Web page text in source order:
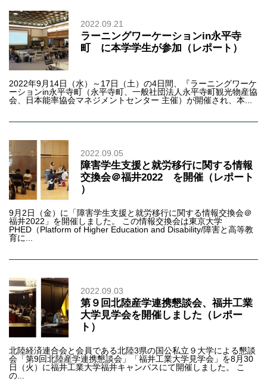
2022.09.21
ラーニングワーケーションin永平寺
町 に本学学生が参加（レポート）
2022年9月14日（水）～17日（土）の4日間、『ラーニングワーケ
ーションin永平寺町（永平寺町、一般社団法人永平寺町観光物産協
会、日本能率協会マネジメントセンター 主催）が開催され、本...
2022.09.05
障害学生支援と就労移行に関する情報
交換会＠福井2022 を開催（レポート
）
9月2日（金）に「障害学生支援と就労移行に関する情報交換会＠
福井2022」を開催しました。 この情報交換会は東京大学
PHED（Platform of Higher Education and Disability/障害と高等教
育に...
2022.09.03
第９回北陸産学連携懇談会、福井工業
大学見学会を開催しました（レポー
ト）
北陸経済連合会と会員である北陸3県の国公私立９大学による懇談
会「第9回北陸産学連携懇談会」「福井工業大学見学会」を8月30
日（火）に福井工業大学福井キャンパスにて開催しました。 こ
の...